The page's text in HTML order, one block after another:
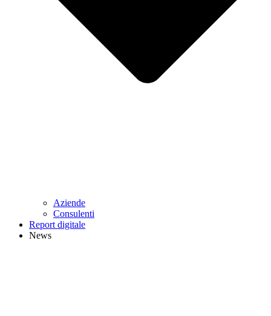
Aziende
Consulenti
Report digitale
News